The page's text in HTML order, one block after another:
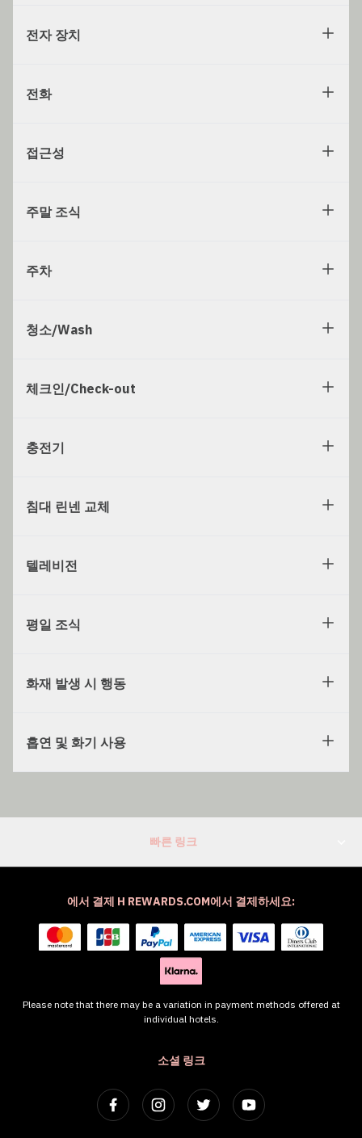
전자 장치
전화
접근성
주말 조식
주차
청소/Wash
체크인/Check-out
충전기
침대 린넨 교체
텔레비전
평일 조식
화재 발생 시 행동
흡연 및 화기 사용
빠른 링크
소셜 링크
에서 결제 H REWARDS.COM에서 결제하세요:
Please note that there may be a variation in payment methods offered at
individual hotels.